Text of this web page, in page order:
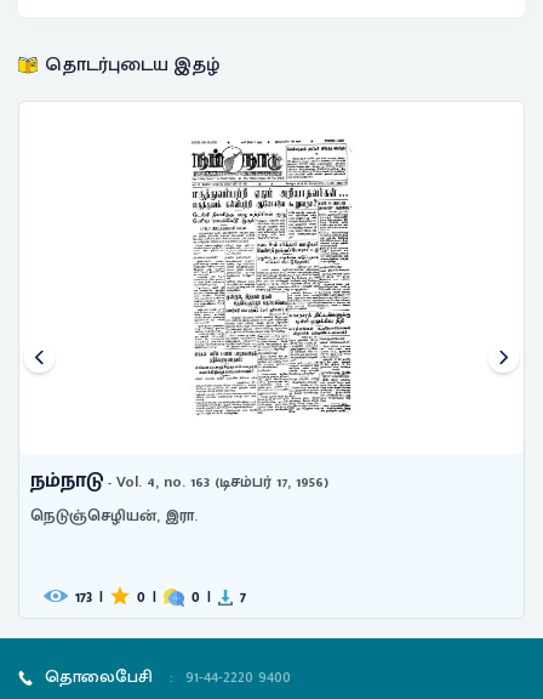
தொடர்புடைய இதழ்
நம்நாடு- Vol. 4, no. 163 (டிசம்பர் 17, 1956)
நெடுஞ்செழியன், இரா.
173 | 0 | 0 | 7
தொலைபேசி : 91-44-2220 9400